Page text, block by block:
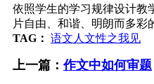
依照学生的学习规律设计教
片自由、和谐、明朗而多彩
TAG： 语文人文性之我见
上一篇：作文中如何审题